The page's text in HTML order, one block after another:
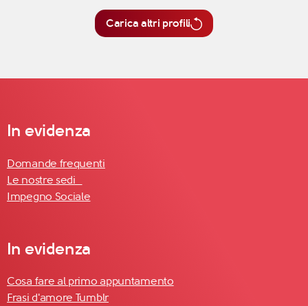
Carica altri profili
In evidenza
Domande frequenti
Le nostre sedi
Impegno Sociale
In evidenza
Cosa fare al primo appuntamento
Frasi d'amore Tumblr